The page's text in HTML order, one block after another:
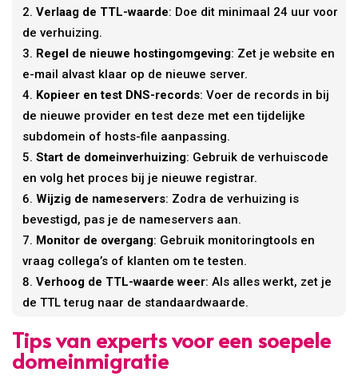
Verlaag de TTL-waarde: Doe dit minimaal 24 uur voor
de verhuizing.
Regel de nieuwe hostingomgeving: Zet je website en
e-mail alvast klaar op de nieuwe server.
Kopieer en test DNS-records: Voer de records in bij
de nieuwe provider en test deze met een tijdelijke
subdomein of hosts-file aanpassing.
Start de domeinverhuizing: Gebruik de verhuiscode
en volg het proces bij je nieuwe registrar.
Wijzig de nameservers: Zodra de verhuizing is
bevestigd, pas je de nameservers aan.
Monitor de overgang: Gebruik monitoringtools en
vraag collega’s of klanten om te testen.
Verhoog de TTL-waarde weer: Als alles werkt, zet je
de TTL terug naar de standaardwaarde.
Tips van experts voor een soepele
domeinmigratie